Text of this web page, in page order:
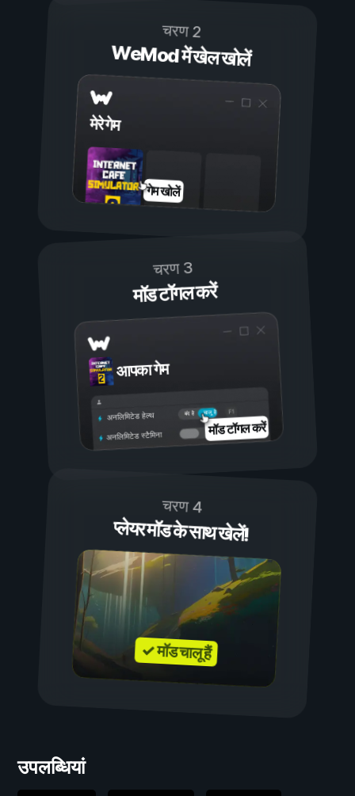
चरण 2
WeMod में खेल खोलें
मेरे गेम
गेम खोलें
चरण 3
मॉड टॉगल करें
आपका गेम
चालू है
बंद है
अनलिमिटेड हेल्थ
अनलिमिटेड स्टैमिना मॉड टॉगल करें
चरण 4
प्लेयर मॉड के साथ खेलें!
✓ मॉड चालू हैं
उपलब्धियां